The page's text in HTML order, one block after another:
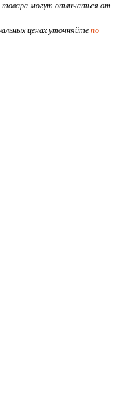
товара могут отличаться от
ценах уточняйте по